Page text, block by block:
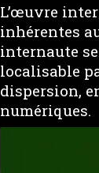
L’œuvre
inhérentes
internaute
localisable
dispersion,
numériques.